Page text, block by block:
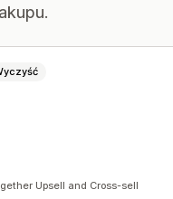
Upsell and Cross-sell